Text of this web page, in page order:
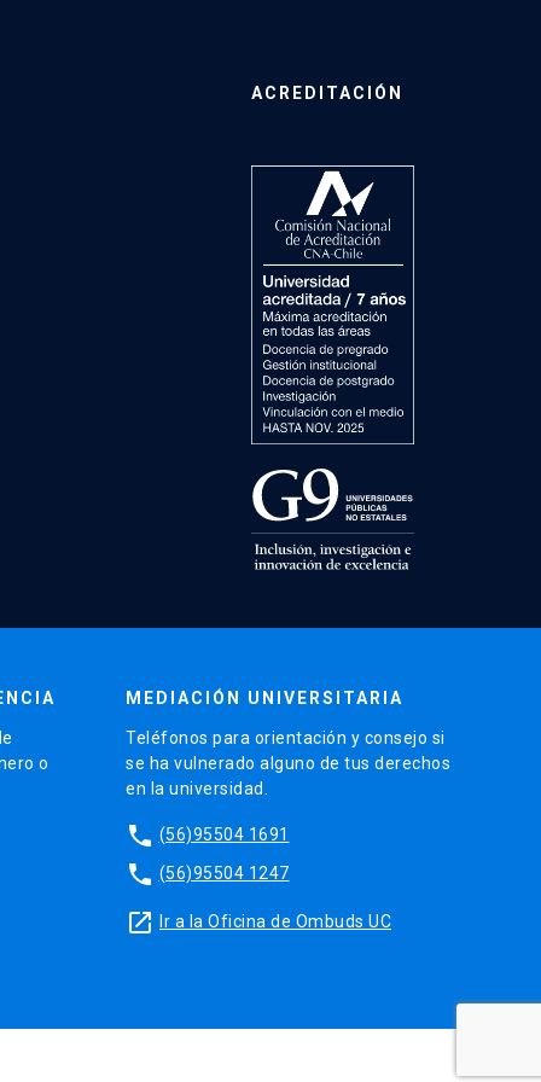
ACREDITACIÓN
o
MEDIACIÓN UNIVERSITARIA
Teléfonos para orientación y consejo si
se ha vulnerado alguno de tus derechos
en la universidad.
phone (56)95504 1691
phone (56)95504 1247
launch Ir a la Oficina de Ombuds UC